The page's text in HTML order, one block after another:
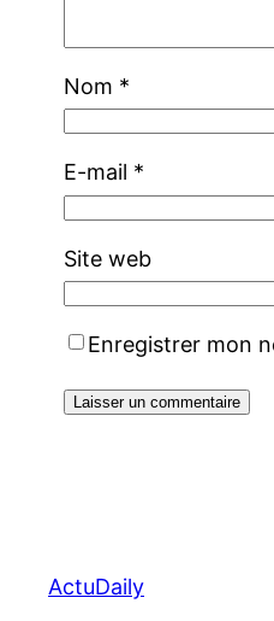
Nom *
E-mail *
Site web
Enregistrer mon
ActuDaily